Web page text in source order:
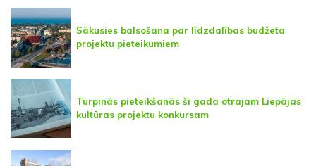
Sākusies balsošana par līdzdalības budžeta
projektu pieteikumiem
Turpinās pieteikšanās šī gada otrajam Liepājas
kultūras projektu konkursam